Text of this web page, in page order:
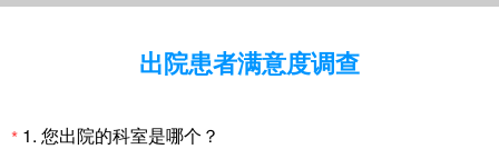
出院患者满意度调查
* 1. 您出院的科室是哪个？